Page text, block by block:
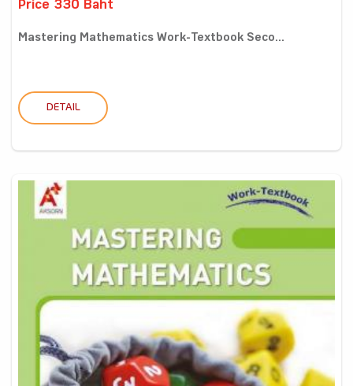
Price 330 Baht
Mastering Mathematics Work-Textbook Seco...
DETAIL